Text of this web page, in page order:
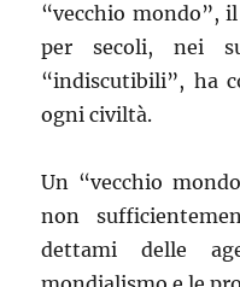
“vecchio mondo”,
per secoli, nei
“indiscutibili”, ha
ogni civiltà.
Un “vecchio
non
dettami delle